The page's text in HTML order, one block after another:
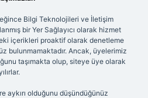
Bilgi Teknolojileri ve İletişim
bir Yer Sağlayıcı olarak hizmet
içerikleri proaktif olarak denetleme
bulunmamaktadır. Ancak, üyelerimiz
taşımakta olup, siteye üye olarak
aykırı olduğunu düşündüğünüz